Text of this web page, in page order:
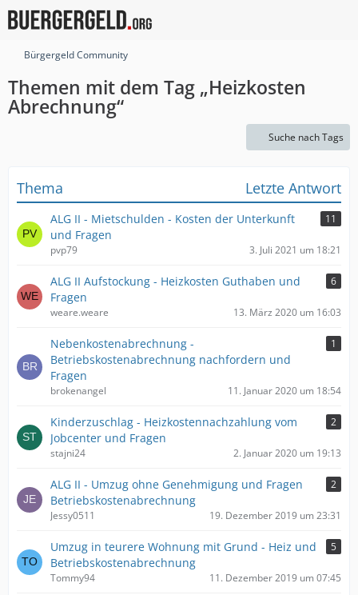
Bürgergeld Community
Themen mit dem Tag „Heizkosten
Abrechnung“
Suche nach Tags
Thema Letzte Antwort
ALG II - Mietschulden - Kosten der Unterkunft
und Fragen
11
pvp79 3. Juli 2021 um 18:21
ALG II Aufstockung - Heizkosten Guthaben und
Fragen
6
weare.weare 13. März 2020 um 16:03
Nebenkostenabrechnung -
Betriebskostenabrechnung nachfordern und
Fragen
1
brokenangel 11. Januar 2020 um 18:54
Kinderzuschlag - Heizkostennachzahlung vom
Jobcenter und Fragen
2
stajni24 2. Januar 2020 um 19:13
ALG II - Umzug ohne Genehmigung und Fragen
Betriebskostenabrechnung
2
Jessy0511 19. Dezember 2019 um 23:31
Umzug in teurere Wohnung mit Grund - Heiz und
Betriebskostenabrechnung
5
Tommy94 11. Dezember 2019 um 07:45